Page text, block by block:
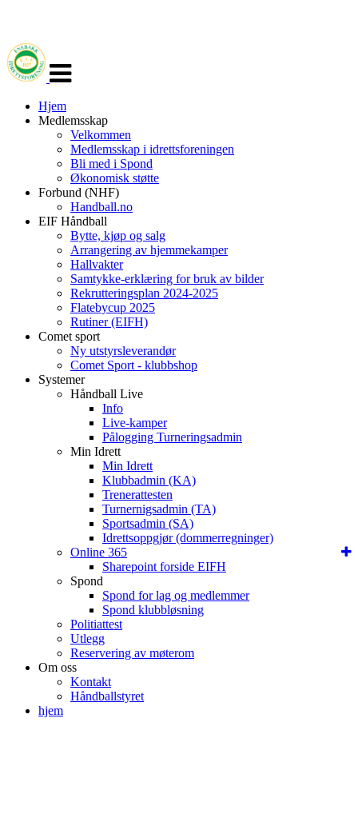
navigasjon
Hjem
Medlemsskap
Velkommen
Medlemsskap i idrettsforeningen
Bli med i Spond
Økonomisk støtte
Forbund (NHF)
Handball.no
EIF Håndball
Bytte, kjøp og salg
Arrangering av hjemmekamper
Hallvakter
Samtykke-erklæring for bruk av bilder
Rekrutteringsplan 2024-2025
Flatebycup 2025
Rutiner (EIFH)
Comet sport
Ny utstyrsleverandør
Comet Sport - klubbshop
Systemer
Håndball Live
Info
Live-kamper
Pålogging Turneringsadmin
Min Idrett
Min Idrett
Klubbadmin (KA)
Trenerattesten
Turnernigsadmin (TA)
Sportsadmin (SA)
Idrettsoppgjør (dommerregninger)
Online 365
Sharepoint forside EIFH
Spond
Spond for lag og medlemmer
Spond klubbløsning
Politiattest
Utlegg
Reservering av møterom
Om oss
Kontakt
Håndballstyret
hjem